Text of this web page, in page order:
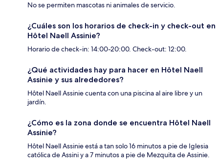
No se permiten mascotas ni animales de servicio.
¿Cuáles son los horarios de check-in y check-out en
Hôtel Naell Assinie?
Horario de check-in: 14:00-20:00. Check-out: 12:00.
¿Qué actividades hay para hacer en Hôtel Naell
Assinie y sus alrededores?
Hôtel Naell Assinie cuenta con una piscina al aire libre y un
jardín.
¿Cómo es la zona donde se encuentra Hôtel Naell
Assinie?
Hôtel Naell Assinie está a tan solo 16 minutos a pie de Iglesia
católica de Assini y a 7 minutos a pie de Mezquita de Assinie.